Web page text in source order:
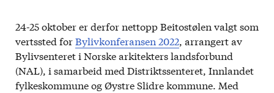
24-25 oktober er derfor nettopp Beitostølen valgt som
vertssted forBylivkonferansen 2022 , arrangert av
Bylivsenteret i Norske arkitekters landsforbund
(NAL), i samarbeid med Distriktssenteret, Innlandet
fylkeskommune og Øystre Slidre kommune. Med